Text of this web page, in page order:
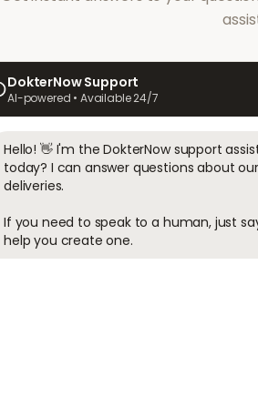
DokterNow Support
AI-powered • Available 24/7
Hello! 👋 I'm the DokterNow support
today? I can answer questions about
deliveries.
If you need to speak to a human, just
help you create one.